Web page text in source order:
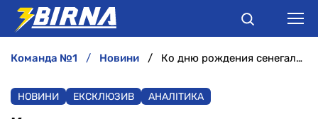
АНАЛІТИКА
команда №1 новини Ко дню рождения сенегальского лихача. Топ-5 голов Садио Мане за последний год (видео)
НОВИНИ ЕКСКЛЮЗИВ АНАЛІТИКА